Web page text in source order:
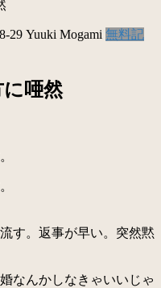
29 Yuuki Mogami 無料記
唖然
す。返事が早い。突然黙
なんかしなきゃいいじゃ